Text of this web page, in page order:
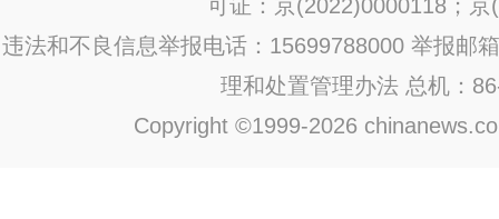
可证：京(2022)0000118；京
违法和不良信息举报电话：15699788000 举报邮
理和处置管理办法 总机：
Copyright ©1999-2026